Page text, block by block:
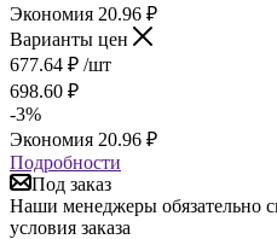
Экономия 20.96 ₽
Варианты цен
677.64 ₽ /шт
698.60 ₽
-3%
Экономия 20.96 ₽
Подробности
Под заказ
Наши менеджеры обязательно
условия заказа